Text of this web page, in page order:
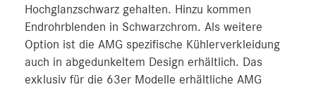
Hochglanzschwarz gehalten. Hinzu kommen
Endrohrblenden in Schwarzchrom. Als weitere
Option ist die AMG spezifische Kühlerverkleidung
auch in abgedunkeltem Design erhältlich. Das
exklusiv für die 63er Modelle erhältliche AMG